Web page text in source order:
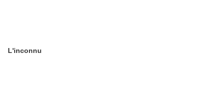
L'inconnu